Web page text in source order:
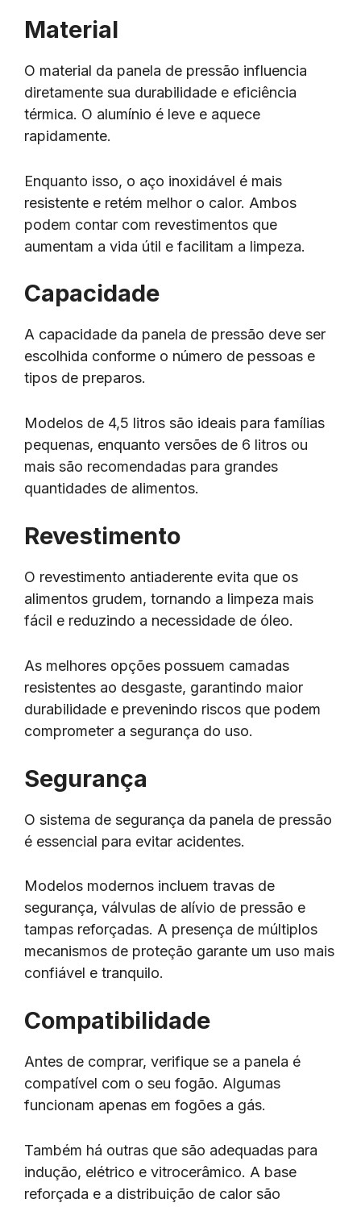
Material
O material da panela de pressão influencia
diretamente sua durabilidade e eficiência
térmica. O alumínio é leve e aquece
rapidamente.
Enquanto isso, o aço inoxidável é mais
resistente e retém melhor o calor. Ambos
podem contar com revestimentos que
aumentam a vida útil e facilitam a limpeza.
Capacidade
A capacidade da panela de pressão deve ser
escolhida conforme o número de pessoas e
tipos de preparos.
Modelos de 4,5 litros são ideais para famílias
pequenas, enquanto versões de 6 litros ou
mais são recomendadas para grandes
quantidades de alimentos.
Revestimento
O revestimento antiaderente evita que os
alimentos grudem, tornando a limpeza mais
fácil e reduzindo a necessidade de óleo.
As melhores opções possuem camadas
resistentes ao desgaste, garantindo maior
durabilidade e prevenindo riscos que podem
comprometer a segurança do uso.
Segurança
O sistema de segurança da panela de pressão
é essencial para evitar acidentes.
Modelos modernos incluem travas de
segurança, válvulas de alívio de pressão e
tampas reforçadas. A presença de múltiplos
mecanismos de proteção garante um uso mais
confiável e tranquilo.
Compatibilidade
Antes de comprar, verifique se a panela é
compatível com o seu fogão. Algumas
funcionam apenas em fogões a gás.
Também há outras que são adequadas para
indução, elétrico e vitrocerâmico. A base
reforçada e a distribuição de calor são